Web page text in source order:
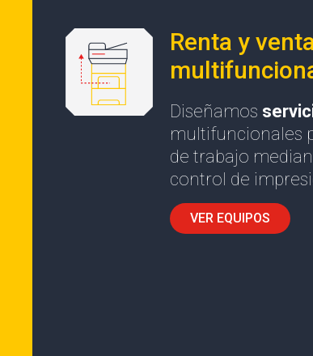
Renta y
Diseñamos
multifuncionales
de trabajo
control de
VER EQUIPOS